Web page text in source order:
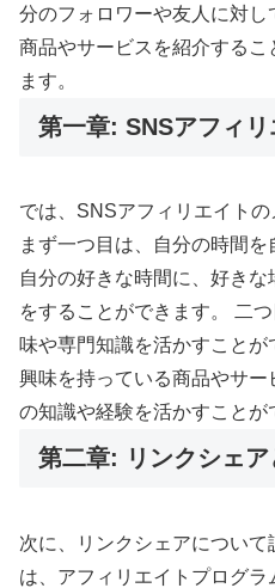
分のフォロワーや友人に対し
商品やサービスを紹介する
ます。
第一章: SNSアフィリ
では、SNSアフィリエイトの
まず一つ目は、自分の時間を
自分の好きな時間に、好き
をすることができます。 二
味や専門知識を活かすこと
興味を持っている商品やサ
の知識や経験を活かすことが
第二章: リンクシェア
次に、リンクシェアについ
は、アフィリエイトプログラ